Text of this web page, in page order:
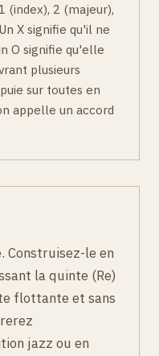
(index), 2 (majeur),
X signifie qu'il ne
O signifie qu'elle
plusieurs
sur toutes en
appelle un accord
Construisez-le en
la quinte (Re)
flottante et sans
jazz ou en